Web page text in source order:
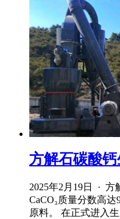
方解石碳酸
2025年2月19日 ·
CaCO₃质量分数高
原料。 在正式进入